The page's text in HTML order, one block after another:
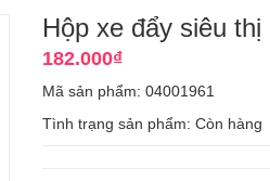
Hộp xe đẩy siêu thị
182.000₫
Mã sản phẩm: 04001961
Tình trạng sản phẩm: Còn hàng